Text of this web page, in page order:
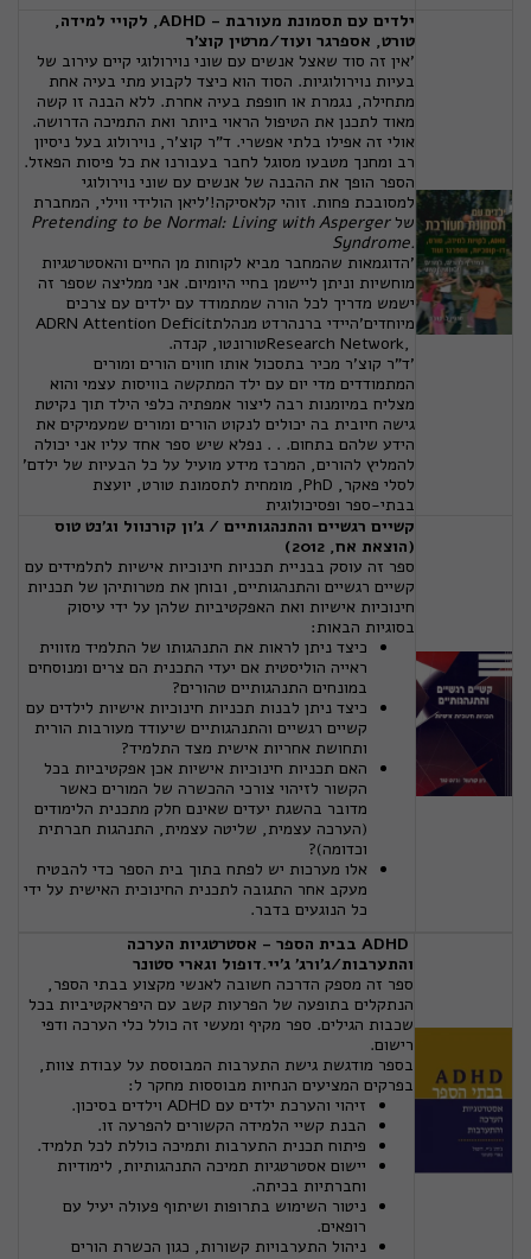
ילדים עם תסמונת מעורבת - ADHD, לקויי למידה,
טורט, אספרגר ועוד/מרטין קוצ'ר
'אין זה סוד שאצל אנשים עם שוני נוירולוגי קיים עירוב של
בעיות נוירולוגיות. הסוד הוא כיצד לקבוע מתי בעיה אחת
מתחילה, נגמרת או חופפת בעיה אחרת. ללא הבנה זו קשה
מאוד לתכנן את הטיפול הראוי ביותר ואת התמיכה הדרושה.
אולי זה אפילו בלתי אפשרי. ד"ר קוצ'ר, נוירולוג בעל ניסיון
רב ומחנך מטבעו מסוגל לחבר בעבורנו את כל פיסות הפאזל.
הספר הופך את ההבנה של אנשים עם שוני נוירולוגי
למסובכת פחות. זוהי קלאסיקה!'ליאן הולידי ווילי, המחברת
שלPretending to be Normal: Living with Asperger
Syndrome.
'הדוגמאות שהמחבר מביא לקוחות מן החיים והאסטרטגיות
מוחשיות וניתן ליישמן בחיי היומיום. אני ממליצה שספר זה
ישמש מדריך לכל הורה שמתמודד עם ילדים עם צרכים
מיוחדים'היידי ברנהרדט מנהלתADRN Attention Deficit
Research Network,טורונטו, קנדה.
'ד"ר קוצ'ר מכיר בתסכול אותו חווים הורים ומורים
המתמודדים מדי יום עם ילד המתקשה בוויסות עצמי והוא
מצליח במיומנות רבה ליצור אמפתיה כלפי הילד תוך נקיטת
גישה חיובית בה יכולים לנקוט הורים ומורים שמעמיקים את
הידע שלהם בתחום. . . נפלא שיש ספר אחד עליו אני יכולה
להמליץ להורים, המרכז מידע מועיל על כל הבעיות של ילדם'
לסלי פאקר, PhD, מומחית לתסמונת טורט, יועצת
בבתי-ספר ופסיכולוגית
קשיים רגשיים והתנהגותיים / ג'ון קורנוול וג'נט טוס
(הוצאת אח, 2012)
ספר זה עוסק בבניית תכניות חינוכיות אישיות לתלמידים עם
קשיים רגשיים והתנהגותיים, ובוחן את מטרותיהן של תכניות
חינוכיות אישיות ואת האפקטיביות שלהן על ידי עיסוק
בסוגיות הבאות:
כיצד ניתן לראות את התנהגותו של התלמיד מזווית
ראייה הוליסטית אם יעדי התכנית הם צרים ומנוסחים
במונחים התנהגותיים טהורים?
כיצד ניתן לבנות תכניות חינוכיות אישיות לילדים עם
קשיים רגשיים והתנהגותיים שיעודד מעורבות הורית
ותחושת אחריות אישית מצד התלמיד?
האם תכניות חינוכיות אישיות אכן אפקטיביות בכל
הקשור לזיהוי צורכי ההכשרה של המורים כאשר
מדובר בהשגת יעדים שאינם חלק מתכנית הלימודים
(הערכה עצמית, שליטה עצמית, התנהגות חברתית
וכדומה)?
אלו מערכות יש לפתח בתוך בית הספר כדי להבטיח
מעקב אחר התגובה לתכנית החינוכית האישית על ידי
כל הנוגעים בדבר.
ADHD בבית הספר - אסטרטגיות הערכה
והתערבות/ג'ורג' ג'יי.דופול וגארי סטונר
ספר זה מספק הדרכה חשובה לאנשי מקצוע בבתי הספר,
הנתקלים בתופעה של הפרעות קשב עם היפראקטיביות בכל
שכבות הגילים. ספר מקיף ומעשי זה כולל כלי הערכה ודפי
רישום.
בספר מודגשת גישת התערבות המבוססת על עבודת צוות,
בפרקים המציעים הנחיות מבוססות מחקר ל:
זיהוי והערכת ילדים עם ADHD וילדים בסיכון.
הבנת קשיי הלמידה הקשורים להפרעה זו.
פיתוח תכנית התערבות ותמיכה כוללת לכל תלמיד.
יישום אסטרטגיות תמיכה התנהגותיות, לימודיות
וחברתיות בכיתה.
ניטור השימוש בתרופות ושיתוף פעולה יעיל עם
רופאים.
ניהול התערבויות קשורות, כגון הכשרת הורים